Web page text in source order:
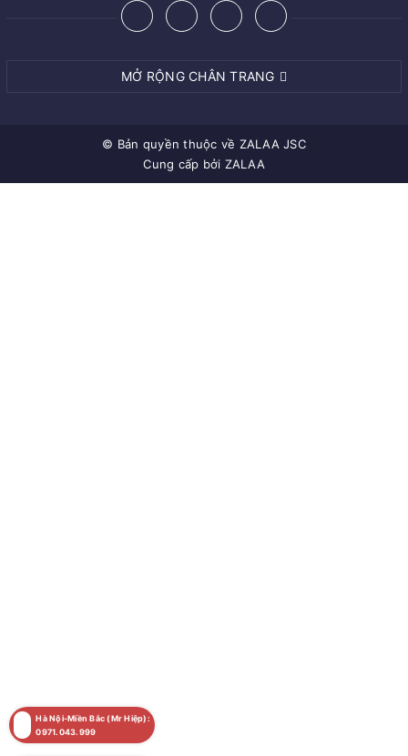
MỞ RỘNG CHÂN TRANG
© Bản quyền thuộc về ZALAA JSC
Cung cấp bởi ZALAA
Hà Nội-Miền Bắc (Mr Hiệp):
0971.043.999